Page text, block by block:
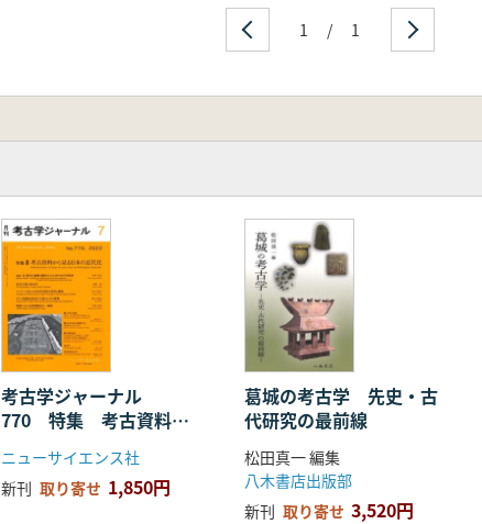
1 / 1
考古学ジャーナル
770 特集 考古資料か
ら見る日本の近代化
ニューサイエンス社
新刊 取り寄せ 1,850円
葛城の考古学 先史・古
代研究の最前線
松田真一 編集
八木書店出版部
新刊 取り寄せ 3,520円